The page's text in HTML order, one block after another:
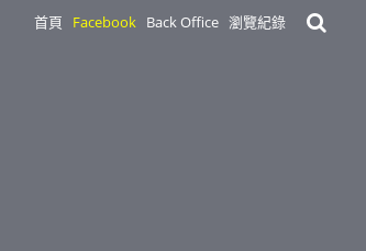
首頁 Facebook Back Office 瀏覽紀錄